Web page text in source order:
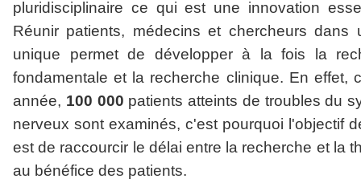
pluridisciplinaire ce qui est une innovation
Réunir patients, médecins et chercheurs dans
unique permet de développer à la fois la
fondamentale et la recherche clinique. En effet,
année, 100 000 patients atteints de troubles du
nerveux sont examinés, c'est pourquoi l'objectif
est de raccourcir le délai entre la recherche et la
au bénéfice des patients.